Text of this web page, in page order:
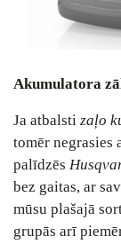
Akumulatora
Ja atbalsti zaļo
tomēr negrasies
palīdzēs
bez gaitas, ar
mūsu plašajā
grupās arī